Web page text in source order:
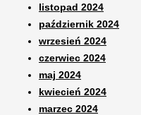
listopad 2024
październik 2024
wrzesień 2024
czerwiec 2024
maj 2024
kwiecień 2024
marzec 2024